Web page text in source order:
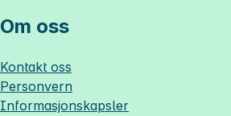
Om oss
Kontakt oss
Personvern
Informasjonskapsler